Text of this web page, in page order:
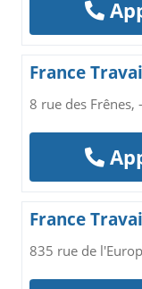
France
8 rue des Frênes,
France
835 rue de